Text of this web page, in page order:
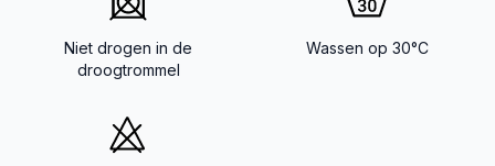
Niet drogen in de
droogtrommel
Wassen op 30°C